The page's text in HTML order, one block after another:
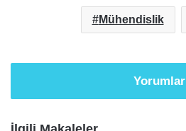
Mühendislik
Yorumlar